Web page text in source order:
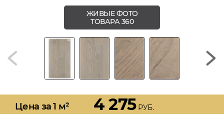
ЖИВЫЕ ФОТО
ТОВАРА 360
Цена за 1 м² 4 275РУБ.